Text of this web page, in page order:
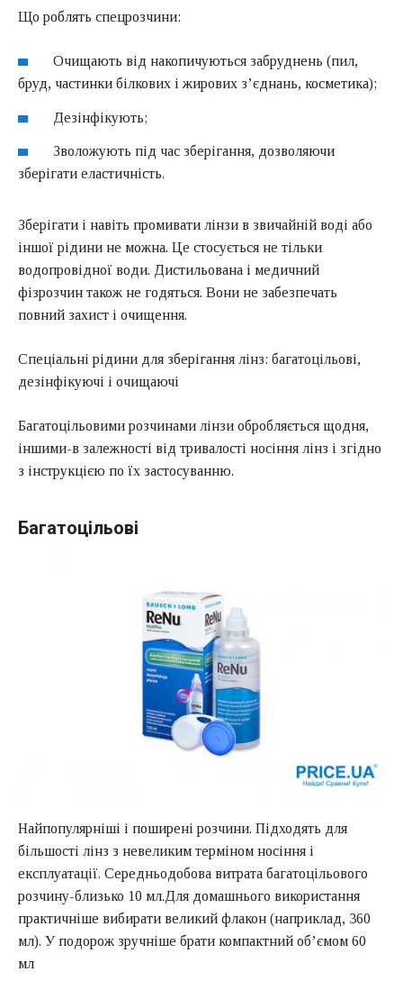
Що роблять спецрозчини:
Очищають від накопичуються забруднень (пил,
бруд, частинки білкових і жирових з’єднань, косметика);
Дезінфікують;
Зволожують під час зберігання, дозволяючи
зберігати еластичність.
Зберігати і навіть промивати лінзи в звичайній воді або
іншої рідини не можна. Це стосується не тільки
водопровідної води. Дистильована і медичний
фізрозчин також не годяться. Вони не забезпечать
повний захист і очищення.
Спеціальні рідини для зберігання лінз: багатоцільові,
дезінфікуючі і очищаючі
Багатоцільовими розчинами лінзи обробляється щодня,
іншими-в залежності від тривалості носіння лінз і згідно
з інструкцією по їх застосуванню.
Багатоцільові
Найпопулярніші і поширені розчини. Підходять для
більшості лінз з невеликим терміном носіння і
експлуатації. Середньодобова витрата багатоцільового
розчину-близько 10 мл.Для домашнього використання
практичніше вибирати великий флакон (наприклад, 360
мл). У подорож зручніше брати компактний об’ємом 60
мл